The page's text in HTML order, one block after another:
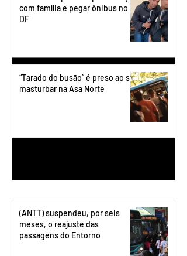
com família e pegar ônibus no
DF
“Tarado do busão” é preso ao se
masturbar na Asa Norte
(ANTT) suspendeu, por seis
meses, o reajuste das
passagens do Entorno